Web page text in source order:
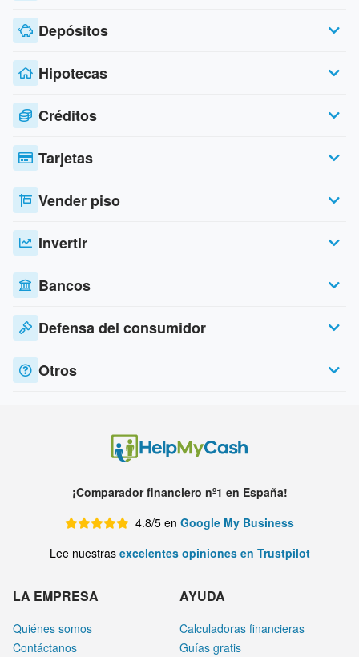
Depósitos
Hipotecas
Créditos
Tarjetas
Vender piso
Invertir
Bancos
Defensa del consumidor
Otros
¡Comparador financiero nº1 en España!
4.8/5 en Google My Business
Lee nuestras excelentes opiniones en Trustpilot
LA EMPRESA
Quiénes somos
Contáctanos
AYUDA
Calculadoras financieras
Guías gratis